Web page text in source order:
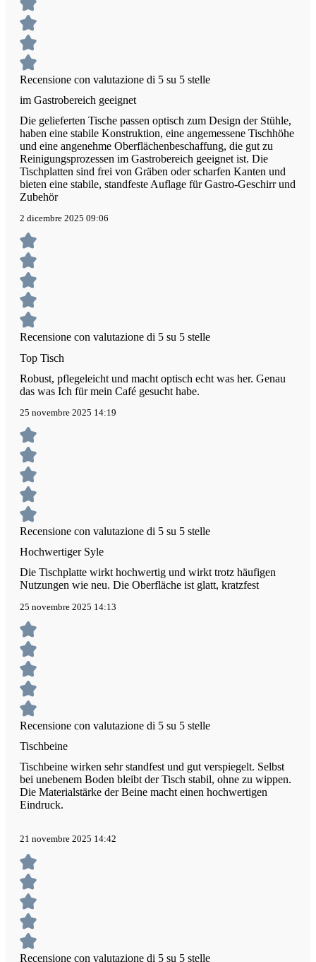
Recensione con valutazione di 5 su 5 stelle
im Gastrobereich geeignet
Die gelieferten Tische passen optisch zum Design der Stühle,
haben eine stabile Konstruktion, eine angemessene Tischhöhe
und eine angenehme Oberflächenbeschaffung, die gut zu
Reinigungsprozessen im Gastrobereich geeignet ist. Die
Tischplatten sind frei von Gräben oder scharfen Kanten und
bieten eine stabile, standfeste Auflage für Gastro-Geschirr und
Zubehör
2 dicembre 2025 09:06
Recensione con valutazione di 5 su 5 stelle
Top Tisch
Robust, pflegeleicht und macht optisch echt was her. Genau
das was Ich für mein Café gesucht habe.
25 novembre 2025 14:19
Recensione con valutazione di 5 su 5 stelle
Hochwertiger Syle
Die Tischplatte wirkt hochwertig und wirkt trotz häufigen
Nutzungen wie neu. Die Oberfläche ist glatt, kratzfest
25 novembre 2025 14:13
Recensione con valutazione di 5 su 5 stelle
Tischbeine
Tischbeine wirken sehr standfest und gut verspiegelt. Selbst
bei unebenem Boden bleibt der Tisch stabil, ohne zu wippen.
Die Materialstärke der Beine macht einen hochwertigen
Eindruck.
21 novembre 2025 14:42
Recensione con valutazione di 5 su 5 stelle